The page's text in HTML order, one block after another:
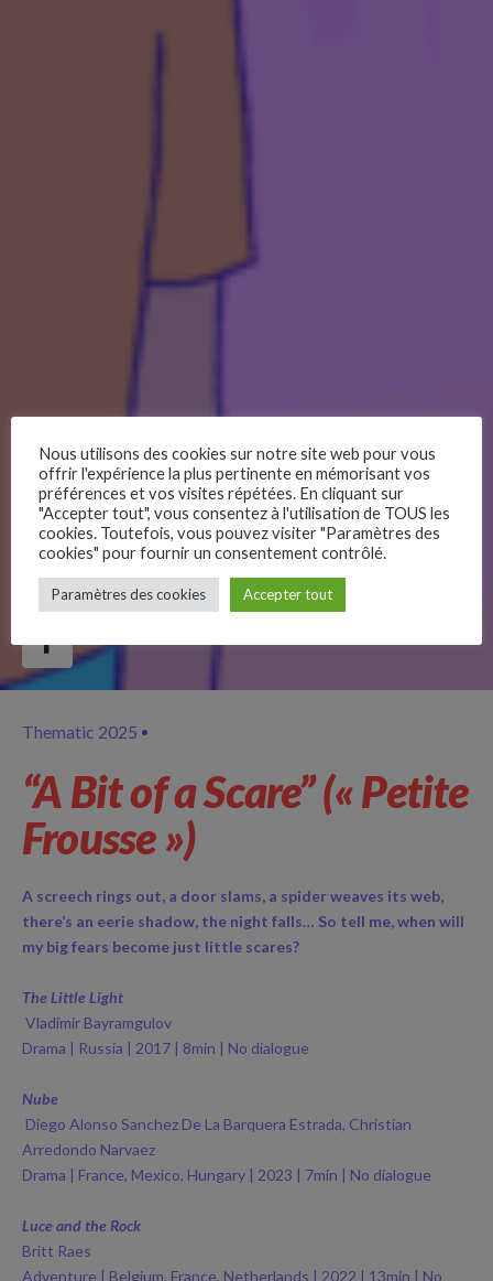
Follow Us
Thematic 2025
“A Bit of a Scare” (« Petite
Frousse »)
A screech rings out, a door slams, a spider weaves its web,
there’s an eerie shadow, the night falls… So tell me, when will
my big fears become just little scares?
The Little Light
Vladimir Bayramgulov
Drama | Russia | 2017 | 8min | No dialogue
Nube
Diego Alonso Sanchez De La Barquera Estrada, Christian
Arredondo Narvaez
Drama | France, Mexico, Hungary | 2023 | 7min | No dialogue
Luce and the Rock
Britt Raes
Adventure | Belgium, France, Netherlands | 2022 | 13min | No
Nous utilisons des cookies sur notre site web pour vous
offrir l'expérience la plus pertinente en mémorisant vos
préférences et vos visites répétées. En cliquant sur
"Accepter tout", vous consentez à l'utilisation de TOUS les
cookies. Toutefois, vous pouvez visiter "Paramètres des
cookies" pour fournir un consentement contrôlé.
Paramètres des cookies Accepter tout